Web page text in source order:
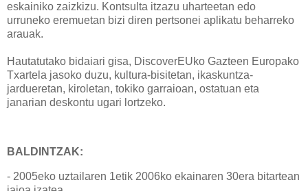
eskainiko zaizkizu. Kontsulta itzazu uharteetan edo
urruneko eremuetan bizi diren pertsonei aplikatu beharreko
arauak.
Hautatutako bidaiari gisa, DiscoverEUko Gazteen Europako
Txartela jasoko duzu, kultura-bisitetan, ikaskuntza-
jardueretan, kiroletan, tokiko garraioan, ostatuan eta
janarian deskontu ugari lortzeko.
BALDINTZAK:
- 2005eko uztailaren 1etik 2006ko ekainaren 30era bitartean